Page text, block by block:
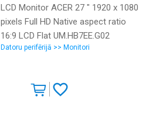
LCD Monitor ACER 27 " 1920 x 1080
pixels Full HD Native aspect ratio
16:9 LCD Flat UM.HB7EE.G02
Datoru perifērijā >> Monitori